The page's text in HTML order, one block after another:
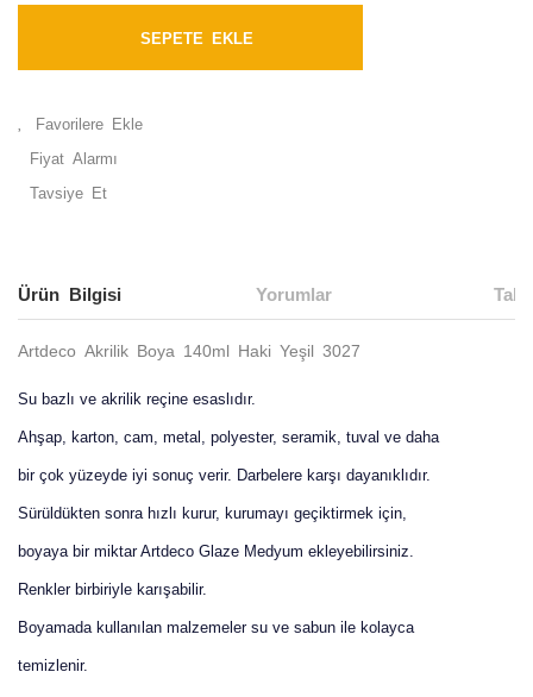
SEPETE EKLE
Fiyat Alarmı
Tavsiye Et
Ürün Bilgisi Yorumlar
Artdeco Akrilik Boya 140ml Haki Yeşil 3027
Su bazlı ve akrilik reçine esaslıdır.
Ahşap, karton, cam, metal, polyester, seramik, tuval ve daha
bir çok yüzeyde iyi sonuç verir. Darbelere karşı dayanıklıdır.
Sürüldükten sonra hızlı kurur, kurumayı geçiktirmek için,
boyaya bir miktar Artdeco Glaze Medyum ekleyebilirsiniz.
Renkler birbiriyle karışabilir.
Boyamada kullanılan malzemeler su ve sabun ile kolayca
temizlenir.